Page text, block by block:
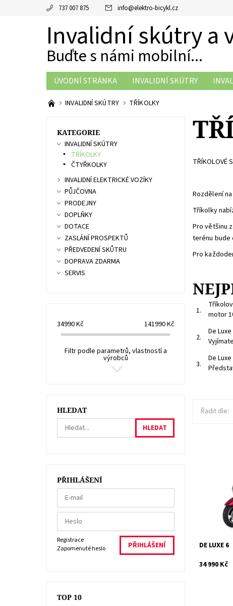
737 007 875 info@elektro-bicykl.cz
Invalidní skútry a
Buďte s námi mobilní...
ÚVODNÍ STRÁNKA INVALIDNÍ SKÚTRY
ZASLÁNÍ PROSPEKTŮ
PŘEDVEDENÍ SKŮTRU
INVALIDNÍ SKÚTRY TŘÍKOLKY
TŘÍKOLOVÉ
Rozdělení
Tříkolky
Pro většinu
terénu bude
Pro
1.
motor
2.
De
3.
De
Řadit dle:
nástupce
Značka:
DE LUXE 6
34 990 Kč
KATEGORIE
INVALIDNÍ SKÚTRY
TŘÍKOLKY
ČTYŘKOLKY
INVALIDNÍ ELEKTRICKÉ VOZÍKY
PŮJČOVNA
PRODEJNY
DOPLŇKY
DOTACE
ZASLÁNÍ PROSPEKTŮ
PŘEDVEDENÍ SKŮTRU
DOPRAVA ZDARMA
SERVIS
34990Kč 141990Kč
Filtr podle parametrů, vlastností a
výrobců
HLEDAT
PŘIHLÁŠENÍ
Registrace
Zapomenuté heslo
TOP 10